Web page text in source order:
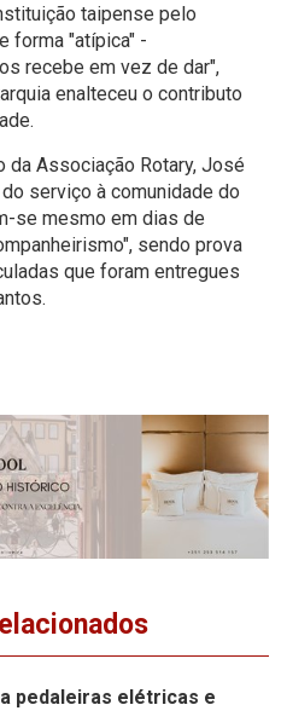
taipense pelo
forma "atípica" -
recebe em vez de dar",
enalteceu o contributo
da Associação Rotary, José
serviço à comunidade do
se mesmo em dias de
sendo prova
que foram entregues
pedaleiras elétricas e